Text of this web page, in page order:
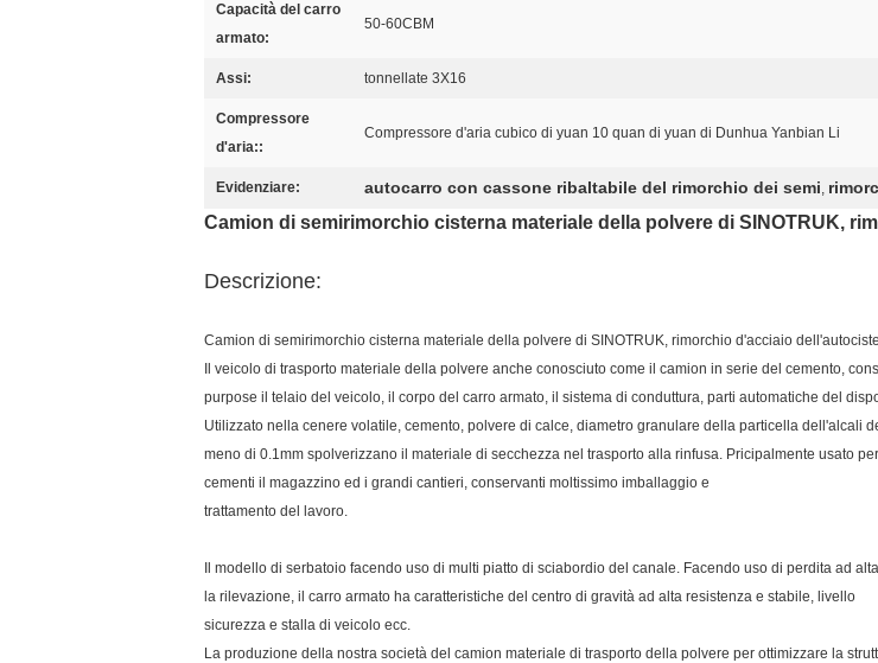
Capacità del carro
armato:
50-60CBM
Assi: tonnellate 3X16
Compressore
d'aria::
Compressore d'aria cubico di yuan 10 quan di yuan di Dunhua Yanbian Li
Evidenziare: autocarro con cassone ribaltabile del rimorchio dei semi,
Camion di semirimorchio cisterna materiale della polvere di SINOTRUK,
Descrizione:
Camion di semirimorchio cisterna materiale della polvere di SINOTRUK, rimorchio d'acciaio
Il veicolo di trasporto materiale della polvere anche conosciuto come il camion in serie del cemento,
purpose il telaio del veicolo, il corpo del carro armato, il sistema di conduttura, parti automatiche del
Utilizzato nella cenere volatile, cemento, polvere di calce, diametro granulare della particella dell'alcali
meno di 0.1mm spolverizzano il materiale di secchezza nel trasporto alla rinfusa. Pricipalmente usato
cementi il magazzino ed i grandi cantieri, conservanti moltissimo imballaggio e
trattamento del lavoro.
Il modello di serbatoio facendo uso di multi piatto di sciabordio del canale. Facendo uso di perdita ad
la rilevazione, il carro armato ha caratteristiche del centro di gravità ad alta resistenza e stabile, livello
sicurezza e stalla di veicolo ecc.
La produzione della nostra società del camion materiale di trasporto della polvere per ottimizzare la